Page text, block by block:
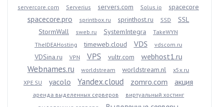
servercore.com
Serverius servers.com Solus.io spacecore
spacecore.pro sprintbox.ru sprinthost.ru SSD
SSL
StormWall
sweb.ru SystemIntegra
TakeWYN
TheIDEAHosting
timeweb.cloud VDS vdscom.ru
VDSina.ru VPN VPS vultr.com webhost1.ru
Webnames.ru worldstream worldstream.nl
x5x.ru
XPE.SU
yacolo Yandex.cloud zomro.com акция
аренда выделенных серверов
виртуальный хостинг